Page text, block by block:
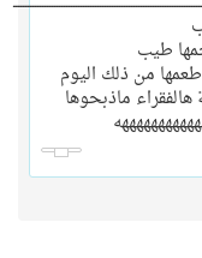
طيب
من ذلك اليوم
ماذبحوها